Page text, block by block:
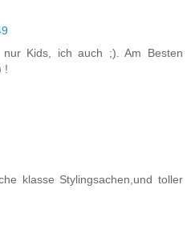
nur Kids, ich auch ;). Am Besten
!
klasse Stylingsachen,und toller